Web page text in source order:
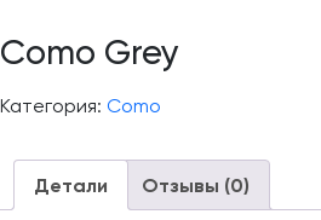
Como Grey
Категория: Como
Детали Отзывы (0)